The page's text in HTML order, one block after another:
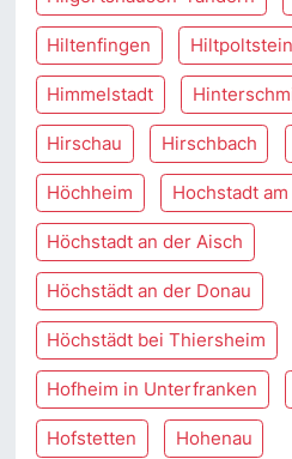
Hiltenfingen Hiltpoltstein
Himmelstadt
Hirschau Hirschbach
Höchheim Hochstadt am
Höchstadt an der Aisch
Höchstädt an der Donau
Höchstädt bei Thiersheim
Hofheim in Unterfranken
Hofstetten Hohenau